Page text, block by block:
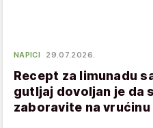
NAPICI 29.07.2026.
Recept za limunadu
gutljaj dovoljan je da
zaboravite na vrućinu